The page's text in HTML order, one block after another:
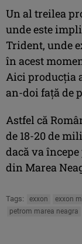
Un al treilea
unde este
Trident, unde
în acest
Aici producţia
an-doi faţă de
Astfel că
de 18-20 de
dacă va
din Marea
Tags: exxon exxon
petrom marea neagra